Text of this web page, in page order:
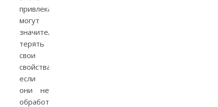
привлекательно,
могут
значительно
терять
свои
свойства,
если
они не
обработаны